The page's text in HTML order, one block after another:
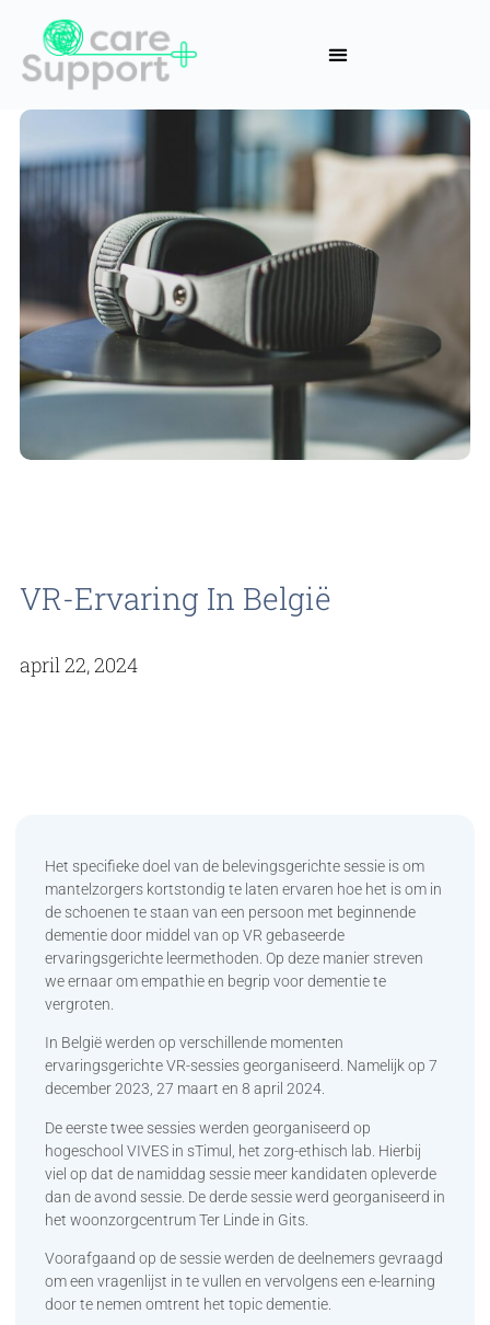
VR-Ervaring In België
april 22, 2024
Het specifieke doel van de belevingsgerichte sessie is om
mantelzorgers kortstondig te laten ervaren hoe het is om in
de schoenen te staan van een persoon met beginnende
dementie door middel van op VR gebaseerde
ervaringsgerichte leermethoden. Op deze manier streven
we ernaar om empathie en begrip voor dementie te
vergroten.
In België werden op verschillende momenten
ervaringsgerichte VR-sessies georganiseerd. Namelijk op 7
december 2023, 27 maart en 8 april 2024.
De eerste twee sessies werden georganiseerd op
hogeschool VIVES in sTimul, het zorg-ethisch lab. Hierbij
viel op dat de namiddag sessie meer kandidaten opleverde
dan de avond sessie. De derde sessie werd georganiseerd in
het woonzorgcentrum Ter Linde in Gits.
Voorafgaand op de sessie werden de deelnemers gevraagd
om een vragenlijst in te vullen en vervolgens een e-learning
door te nemen omtrent het topic dementie.